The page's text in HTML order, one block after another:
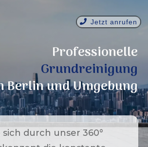
Jetzt anrufen
Professionelle
Grundreinigung
Berlinund Umgebung
sich durch unser 360°